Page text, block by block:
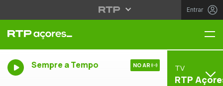
Entrar
Sempre a Tempo NO AR TV
RTP